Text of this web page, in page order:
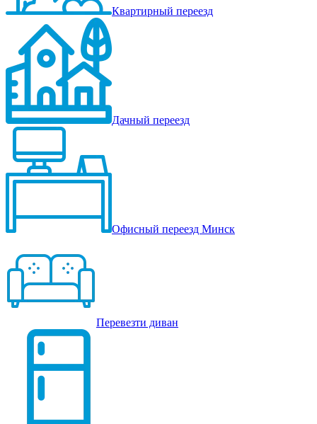
Квартирный переезд
Дачный переезд
Офисный переезд Минск
Перевезти диван